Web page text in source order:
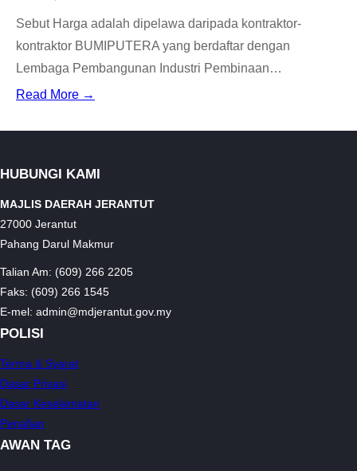
Sebut Harga adalah dipelawa daripada kontraktor-
kontraktor BUMIPUTERA yang berdaftar dengan
Lembaga Pembangunan Industri Pembinaan…
Read More →
HUBUNGI KAMI
MAJLIS DAERAH JERANTUT
27000 Jerantut
Pahang Darul Makmur
Talian Am: (609) 266 2205
Faks: (609) 266 1545
E-mel: admin@mdjerantut.gov.my
POLISI
Terma & Syarat
Dasar Privasi
Dasar Keselamatan
Penafian
AWAN TAG